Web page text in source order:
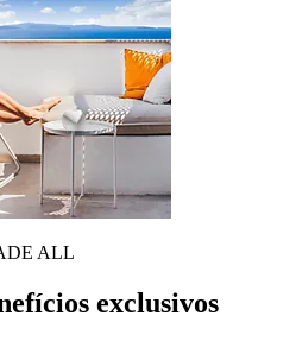
ALL
exclusivos